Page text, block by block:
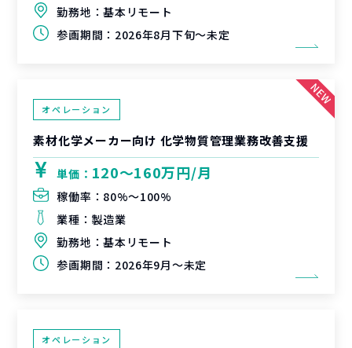
勤務地：基本リモート
参画期間： 2026年8月下旬～未定
オペレーション
素材化学メーカー向け 化学物質管理業務改善支援
単価： 120〜160万円/月
稼働率： 80%〜100%
業種： 製造業
勤務地：基本リモート
参画期間： 2026年9月～未定
オペレーション